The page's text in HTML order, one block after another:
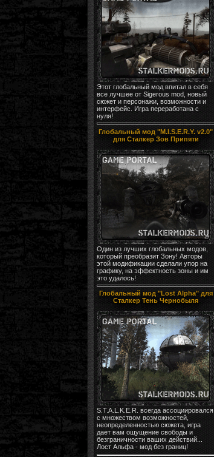
Этот глобальный мод впитал в себя
все лучшее от Sigerous mod, новый
сюжет и персонажи, возможности и
интерфейс. Игра переработана с
нуля!
Глобальный мод "M.I.S.E.R.Y. v2.0"
для Сталкер Зов Припяти
Один из лучших глобальных модов,
который преобразит Зону! Авторы
этой модификации сделали упор на
графику, на эффектность зоны и им
это удалось!
Глобальный мод "Lost Alpha" для
Сталкер Тень Чернобыля
S.T.A.L.K.E.R. всегда ассоциировался
с множеством возможностей,
неопределенностью сюжета, игра
дает вам ощущение свободы и
безграничности ваших действий...
Лост Альфа - мод без границ!